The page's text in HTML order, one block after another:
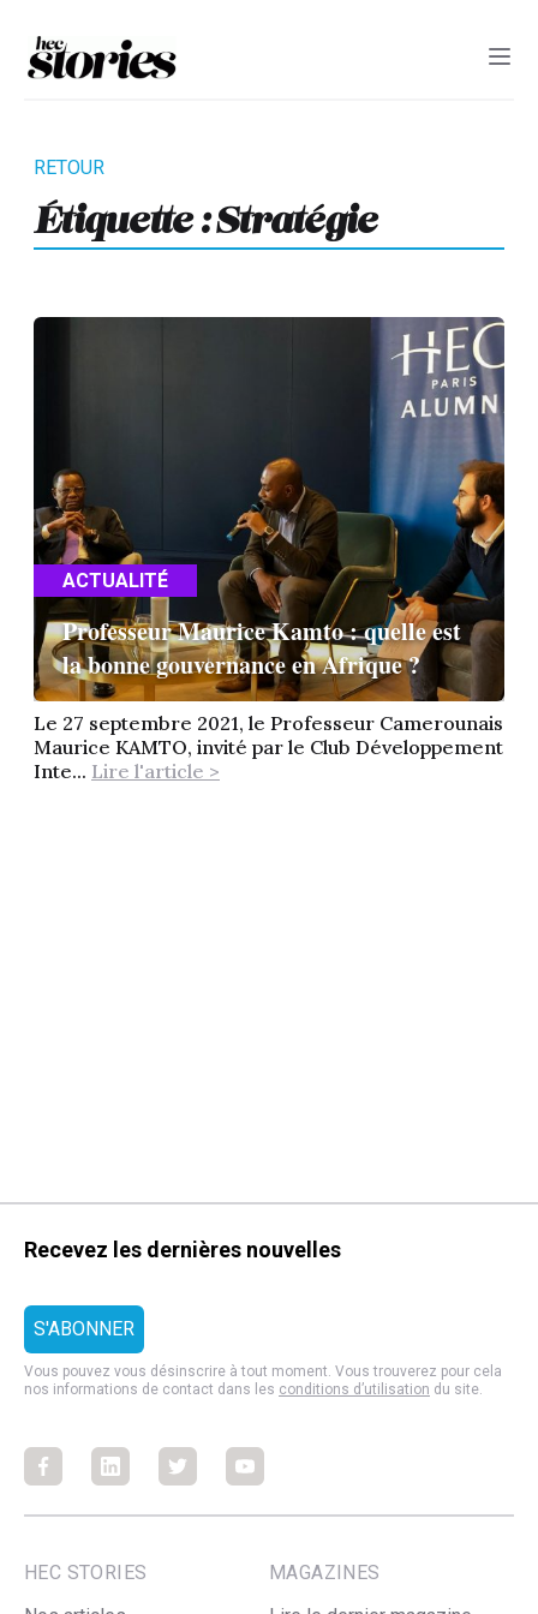
Étiquette : Stratégie
ACTUALITÉ
Professeur Maurice Kamto : quelle est
la bonne gouvernance en Afrique ?
Le 27 septembre 2021, le Professeur Camerounais
Maurice KAMTO, invité par le Club Développement
Inte... Lire l'article >
Recevez les dernières nouvelles
Vous pouvez vous désinscrire à tout moment. Vous trouverez pour cela
nos informations de contact dans les conditions d’utilisation du site.
FacebookFacebookFacebookFacebook
HEC STORIES
MAGAZINES